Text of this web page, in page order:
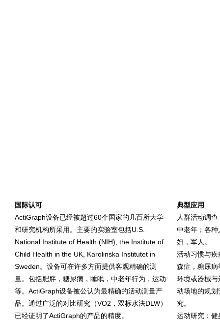
国际认可
ActiGraph设备已经被超过60个国家的几百所大学
和研究机构所采用。主要的实验室包括U.S.
National Institute of Health (NIH), the Institute of
Child Health in the UK, Karolinska Institutet in
Sweden。设备可在许多方面提供客观精确的测
量。包括肥胖，糖尿病，睡眠，中老年行为，运动
等。ActiGraph设备被公认为最精确的活动测量产
品。通过广泛的对比研究（VO2，双标水法DLW）
已经证明了ActiGraph的产品的精度。
典型应用
人群活动调
中老年；各
妇，军人。
活动习惯与
森症，糖尿
环境或器械
动场地的规
究。
运动研究：